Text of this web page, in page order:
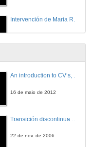
Intervención de Maria Rosa Lojo
Intervención de Elías Torres
An introduction to CV’s, letters, and job searching
16 de maio de 2012
22 de nov. de 2006